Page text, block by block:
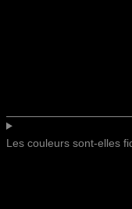
Les couleurs sont-elles